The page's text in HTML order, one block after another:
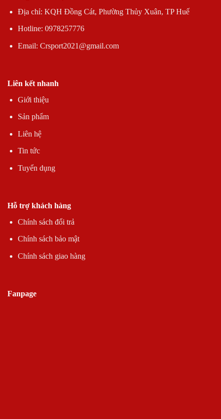
Địa chỉ: KQH Đồng Cát, Phường Thủy Xuân, TP Huế
Hotline: 0978257776
Email: Crsport2021@gmail.com
Liên kết nhanh
Giới thiệu
Sản phẩm
Liên hệ
Tin tức
Tuyển dụng
Hỗ trợ khách hàng
Chính sách đổi trả
Chính sách bảo mật
Chính sách giao hàng
Fanpage